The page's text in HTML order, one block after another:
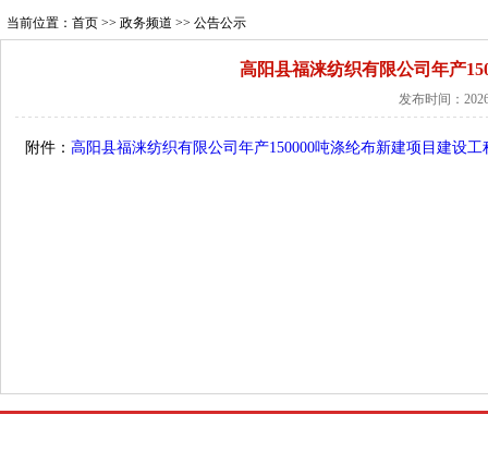
当前位置： 首页 >> 政务频道 >> 公告公示
高阳县福涞纺织有限公司年产
发布时间：
附件： 高阳县福涞纺织有限公司年产150000吨涤纶布新建项目建设